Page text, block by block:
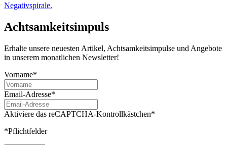
Negativspirale.
Achtsamkeitsimpuls
Erhalte unsere neuesten Artikel, Achtsamkeitsimpulse und Angebote
in unserem monatlichen Newsletter!
Vorname*
Email-Adresse*
Aktiviere das reCAPTCHA-Kontrollkästchen*
*Pflichtfelder